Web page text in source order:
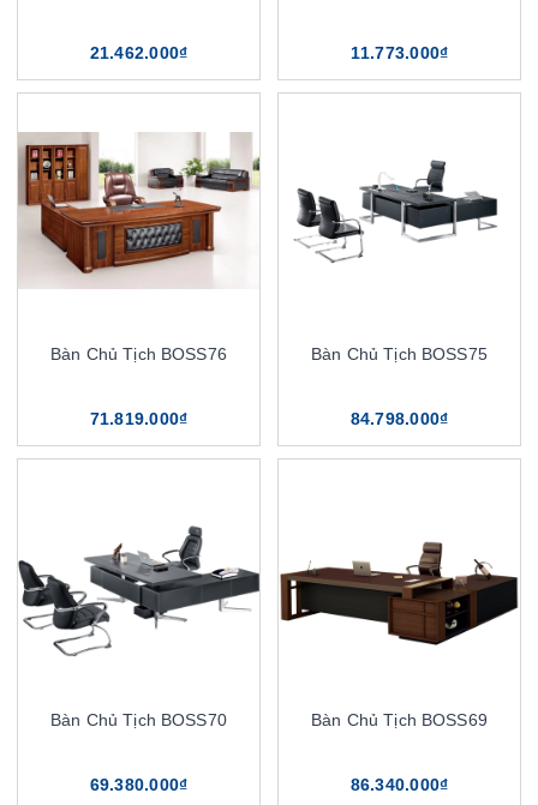
21.462.000₫ 11.773.000₫
Bàn Chủ Tịch BOSS76
71.819.000₫
Bàn Chủ Tịch BOSS75
84.798.000₫
Bàn Chủ Tịch BOSS70
69.380.000₫
Bàn Chủ Tịch BOSS69
86.340.000₫